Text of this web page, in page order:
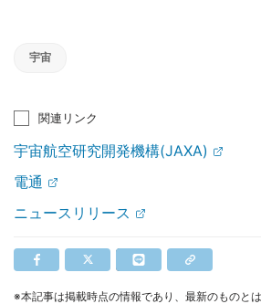
宇宙
関連リンク
宇宙航空研究開発機構(JAXA)
電通
ニュースリリース
※本記事は掲載時点の情報であり、最新のものと